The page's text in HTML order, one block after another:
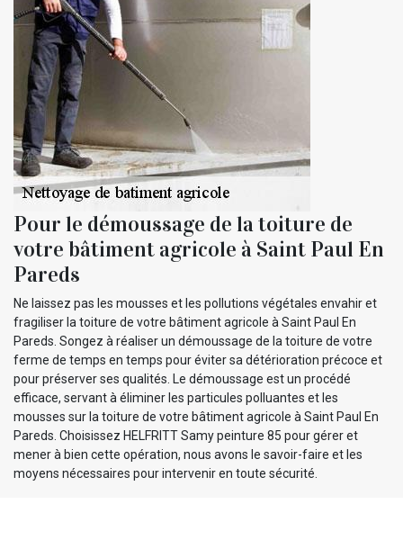
Pour le démoussage de la toiture de
votre bâtiment agricole à Saint Paul En
Pareds
Ne laissez pas les mousses et les pollutions végétales envahir et
fragiliser la toiture de votre bâtiment agricole à Saint Paul En
Pareds. Songez à réaliser un démoussage de la toiture de votre
ferme de temps en temps pour éviter sa détérioration précoce et
pour préserver ses qualités. Le démoussage est un procédé
efficace, servant à éliminer les particules polluantes et les
mousses sur la toiture de votre bâtiment agricole à Saint Paul En
Pareds. Choisissez HELFRITT Samy peinture 85 pour gérer et
mener à bien cette opération, nous avons le savoir-faire et les
moyens nécessaires pour intervenir en toute sécurité.